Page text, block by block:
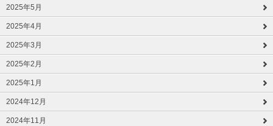
2025年5月
2025年4月
2025年3月
2025年2月
2025年1月
2024年12月
2024年11月